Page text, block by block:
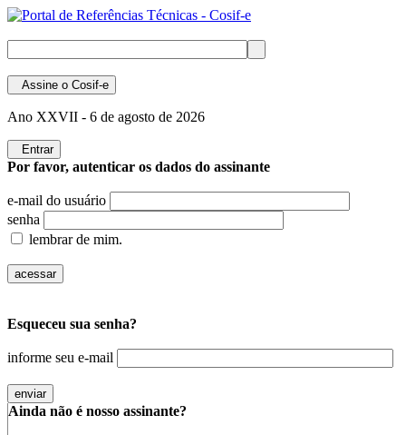
Assine o Cosif-e
Ano XXVII - 6 de agosto de 2026
Entrar
Por favor, autenticar os dados do assinante
e-mail do usuário
senha
lembrar de mim.
Esqueceu sua senha?
informe seu e-mail
Ainda não é nosso assinante?